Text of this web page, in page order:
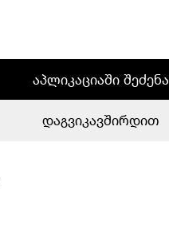
აპლიკაციაში შეძენა
დაგვიკავშირდით